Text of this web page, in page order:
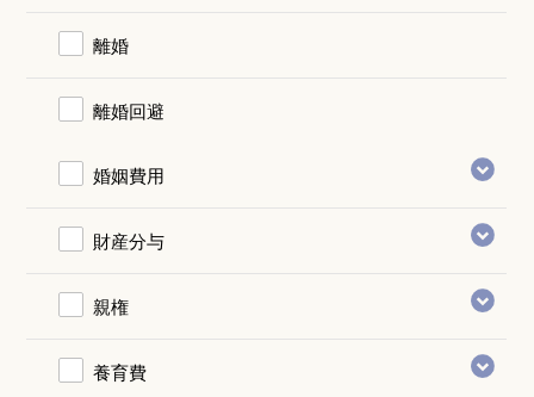
離婚
離婚回避
婚姻費用
財産分与
親権
養育費